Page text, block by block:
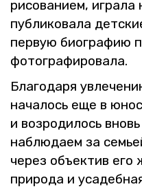
ри­со­ва­ни­ем,
пуб­ли­ко­ва­ла
первую био­гра­фию
фо­то­гра­фи­ро­ва­ла.
Бла­го­да­ря
на­ча­лось еще в
и воз­ро­ди­лось
на­блю­да­ем за
через объ­ек­тив его
при­ро­да и